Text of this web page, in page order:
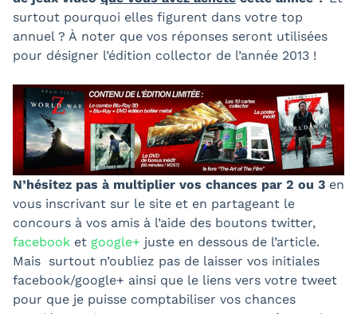
surtout pourquoi elles figurent dans votre top
annuel ? À noter que vos réponses seront utilisées
pour désigner l’édition collector de l’année 2013 !
N’hésitez pas à multiplier vos chances par 2 ou 3 en
vous inscrivant sur le site et en partageant le
concours à vos amis à l’aide des boutons twitter,
facebook et google+ juste en dessous de l’article.
Mais surtout n’oubliez pas de laisser vos initiales
facebook/google+ ainsi que le liens vers votre tweet
pour que je puisse comptabiliser vos chances